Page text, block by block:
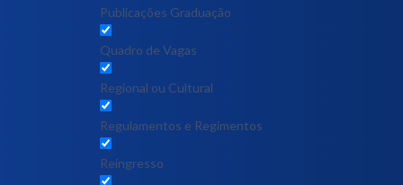
Publicações Graduação
Quadro de Vagas
Regional ou Cultural
Regulamentos e Regimentos
Reingresso